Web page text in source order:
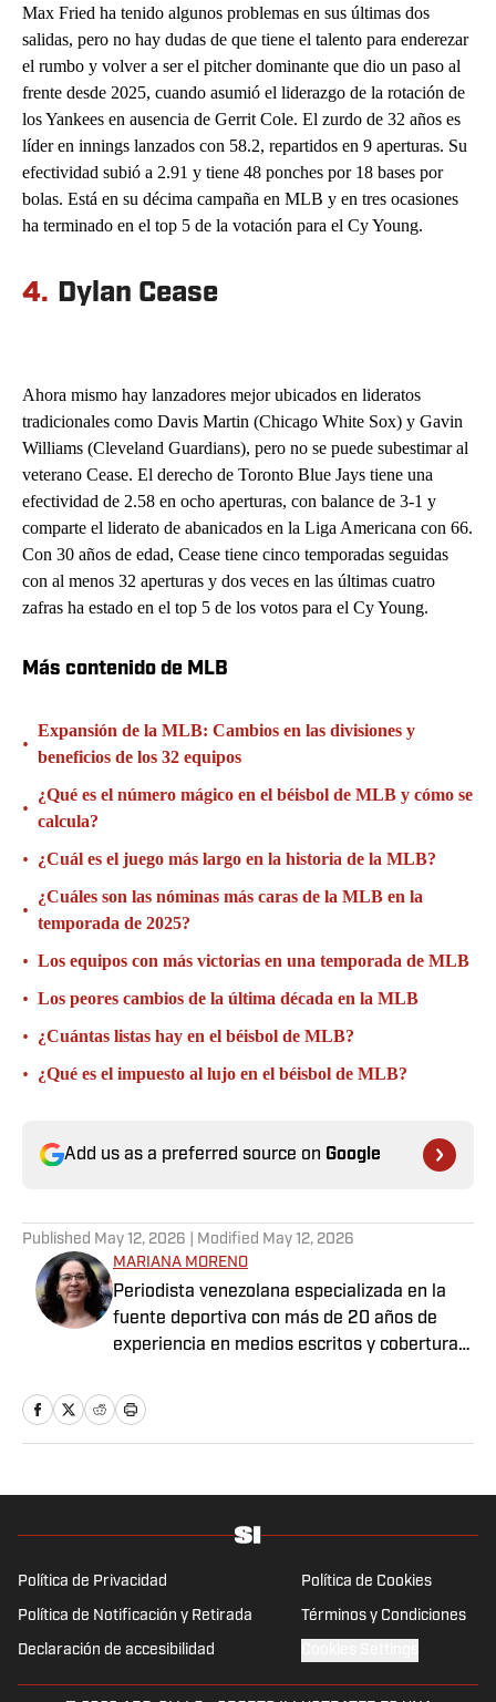
Max Fried ha tenido algunos problemas en sus últimas dos
salidas, pero no hay dudas de que tiene el talento para enderezar
el rumbo y volver a ser el pitcher dominante que dio un paso al
frente desde 2025, cuando asumió el liderazgo de la rotación de
los Yankees en ausencia de Gerrit Cole. El zurdo de 32 años es
líder en innings lanzados con 58.2, repartidos en 9 aperturas. Su
efectividad subió a 2.91 y tiene 48 ponches por 18 bases por
bolas. Está en su décima campaña en MLB y en tres ocasiones
ha terminado en el top 5 de la votación para el Cy Young.
4. Dylan Cease
Ahora mismo hay lanzadores mejor ubicados en lideratos
tradicionales como Davis Martin (Chicago White Sox) y Gavin
Williams (Cleveland Guardians), pero no se puede subestimar al
veterano Cease. El derecho de Toronto Blue Jays tiene una
efectividad de 2.58 en ocho aperturas, con balance de 3-1 y
comparte el liderato de abanicados en la Liga Americana con 66.
Con 30 años de edad, Cease tiene cinco temporadas seguidas
con al menos 32 aperturas y dos veces en las últimas cuatro
zafras ha estado en el top 5 de los votos para el Cy Young.
Más contenido de MLB
•
Expansión de la MLB: Cambios en las divisiones y
beneficios de los 32 equipos
•
¿Qué es el número mágico en el béisbol de MLB y cómo se
calcula?
• ¿Cuál es el juego más largo en la historia de la MLB?
•
¿Cuáles son las nóminas más caras de la MLB en la
temporada de 2025?
• Los equipos con más victorias en una temporada de MLB
• Los peores cambios de la última década en la MLB
• ¿Cuántas listas hay en el béisbol de MLB?
• ¿Qué es el impuesto al lujo en el béisbol de MLB?
Add us as a preferred source on Google
Published May 12, 2026 | Modified May 12, 2026
MARIANA MORENO
Periodista venezolana especializada en la
fuente deportiva con más de 20 años de
experiencia en medios escritos y cobertura
Panamericanos, Juegos Olímpicos, entre
otros eventos.
Política de Privacidad Política de Cookies
Política de Notificación y Retirada Términos y Condiciones
Declaración de accesibilidad